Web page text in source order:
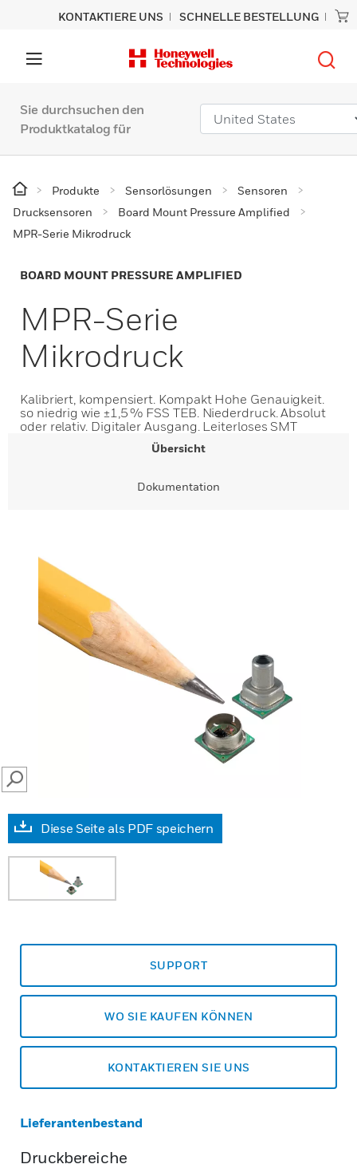
KONTAKTIERE UNS SCHNELLE BESTELLUNG
Sie durchsuchen den
Produktkatalog für
Produkte Sensorlösungen
Sensoren
Drucksensoren
Board Mount Pressure Amplified
MPR-Serie Mikrodruck
BOARD MOUNT PRESSURE AMPLIFIED
MPR-Serie
Mikrodruck
Kalibriert, kompensiert. Kompakt Hohe Genauigkeit.
so niedrig wie ±1,5 % FSS TEB. Niederdruck. Absolut
oder relativ. Digitaler Ausgang. Leiterloses SMT
Übersicht
Dokumentation
SEARCH
Diese Seite als PDF speichern
SUPPORT
WO SIE KAUFEN KÖNNEN
KONTAKTIEREN SIE UNS
Lieferantenbestand
Druckbereiche